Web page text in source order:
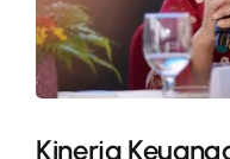
Kinerja